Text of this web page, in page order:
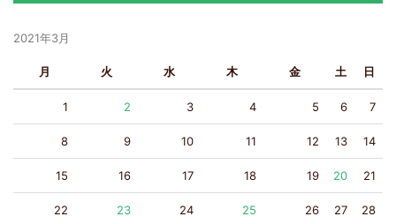
2021年3月
月 火 水 木 金 土 日
1 2 3 4 5 6 7
8 9 10 11 12 13 14
15 16 17 18 19 20 21
22 23 24 25 26 27 28